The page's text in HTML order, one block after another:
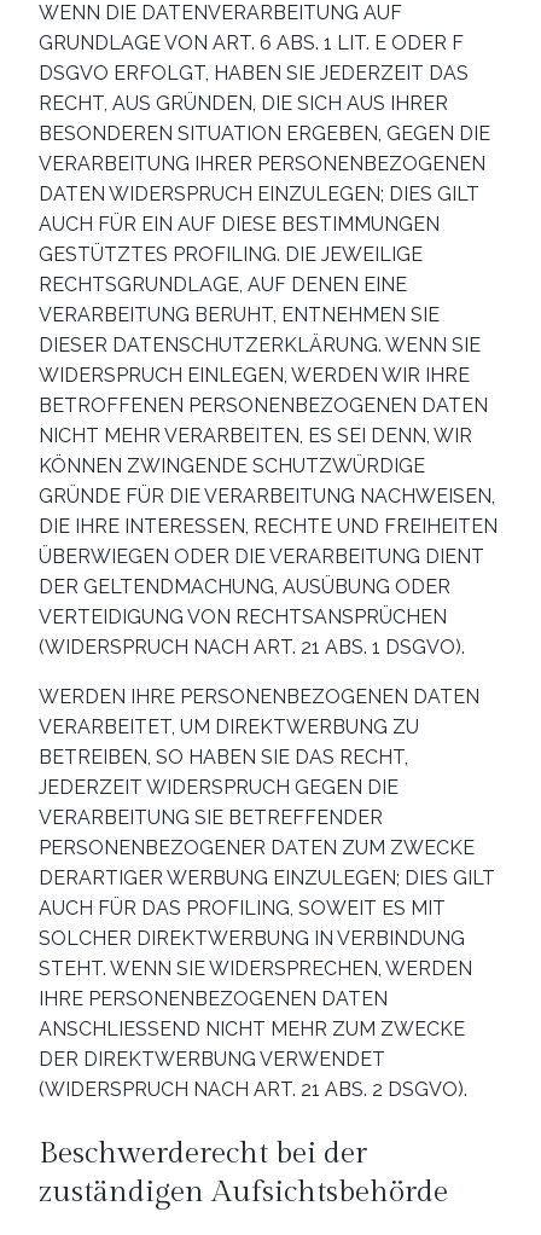
WENN DIE DATENVERARBEITUNG AUF
GRUNDLAGE VON ART. 6 ABS. 1 LIT. E ODER F
DSGVO ERFOLGT, HABEN SIE JEDERZEIT DAS
RECHT, AUS GRÜNDEN, DIE SICH AUS IHRER
BESONDEREN SITUATION ERGEBEN, GEGEN DIE
VERARBEITUNG IHRER PERSONENBEZOGENEN
DATEN WIDERSPRUCH EINZULEGEN; DIES GILT
AUCH FÜR EIN AUF DIESE BESTIMMUNGEN
GESTÜTZTES PROFILING. DIE JEWEILIGE
RECHTSGRUNDLAGE, AUF DENEN EINE
VERARBEITUNG BERUHT, ENTNEHMEN SIE
DIESER DATENSCHUTZERKLÄRUNG. WENN SIE
WIDERSPRUCH EINLEGEN, WERDEN WIR IHRE
BETROFFENEN PERSONENBEZOGENEN DATEN
NICHT MEHR VERARBEITEN, ES SEI DENN, WIR
KÖNNEN ZWINGENDE SCHUTZWÜRDIGE
GRÜNDE FÜR DIE VERARBEITUNG NACHWEISEN,
DIE IHRE INTERESSEN, RECHTE UND FREIHEITEN
ÜBERWIEGEN ODER DIE VERARBEITUNG DIENT
DER GELTENDMACHUNG, AUSÜBUNG ODER
VERTEIDIGUNG VON RECHTSANSPRÜCHEN
(WIDERSPRUCH NACH ART. 21 ABS. 1 DSGVO).
WERDEN IHRE PERSONENBEZOGENEN DATEN
VERARBEITET, UM DIREKTWERBUNG ZU
BETREIBEN, SO HABEN SIE DAS RECHT,
JEDERZEIT WIDERSPRUCH GEGEN DIE
VERARBEITUNG SIE BETREFFENDER
PERSONENBEZOGENER DATEN ZUM ZWECKE
DERARTIGER WERBUNG EINZULEGEN; DIES GILT
AUCH FÜR DAS PROFILING, SOWEIT ES MIT
SOLCHER DIREKTWERBUNG IN VERBINDUNG
STEHT. WENN SIE WIDERSPRECHEN, WERDEN
IHRE PERSONENBEZOGENEN DATEN
ANSCHLIESSEND NICHT MEHR ZUM ZWECKE
DER DIREKTWERBUNG VERWENDET
(WIDERSPRUCH NACH ART. 21 ABS. 2 DSGVO).
Beschwerde­recht bei der
zuständigen Aufsichts­behörde